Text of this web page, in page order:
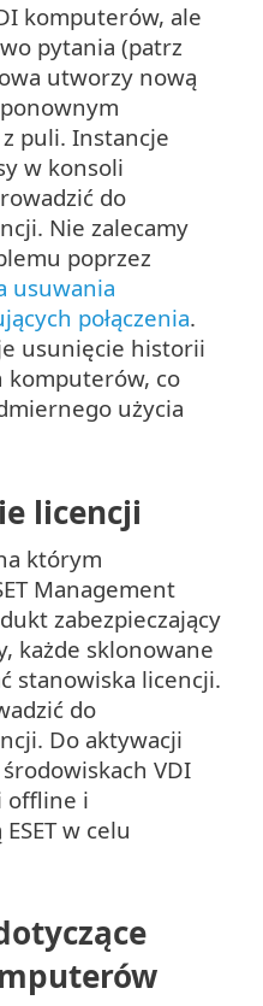
komputerów, ale
pytania (patrz
utworzy nową
puli. Instancje
w konsoli
do
Nie zalecamy
poprzez
usuwania
połączenia.
usunięcie historii
co
użycia
licencji
którym
Management
zabezpieczający
każde sklonowane
stanowiska licencji.
do
Do aktywacji
VDI
offline i
w celu